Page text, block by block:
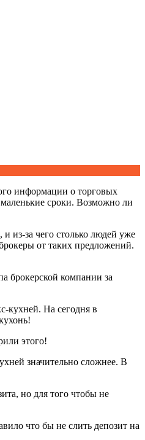
информации о торговых
сроки. Возможно ли
из-за чего столько людей уже
от таких предложений.
брокерской компании за
кухней. На сегодня в
этого!
значительно сложнее. В
но для того чтобы не
что бы не слить депозит на